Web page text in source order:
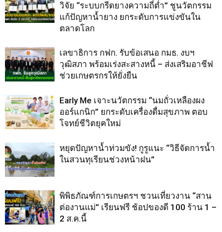
วิจัย “ระบบกรีดยางความถี่ต่ำ” ชูนวัตกรรม
แก้ปัญหาน้ำยาง ยกระดับการแข่งขันใน
ตลาดโลก
เลขาธิการ กฟก. รับข้อเสนอ กมธ. งบฯ
วุฒิสภา พร้อมเร่งสะสางหนี้ – ส่งเสริมอาชีฟ
ช่วยเกษตรกรให้ยั่งยืน
Early Me เจาะนวัตกรรม “นมถั่วเหลืองผง
ออร์แกนิก” ยกระดับเครื่องดื่มสุขภาพ ตอบ
โจทย์ชีวิตยุคใหม่
หยุดปัญหาน้ำท่วมขัง! กูรูแนะ “วิธีจัดการน้ำ
ในสวนทุเรียนช่วงหน้าฝน”
พิพิธภัณฑ์การเกษตรฯ ชวนเที่ยวงาน “สาน
ต่องานแม่” เรียนฟรี ช้อปของดี 100 ร้าน 1 –
2 ส.ค.นี้